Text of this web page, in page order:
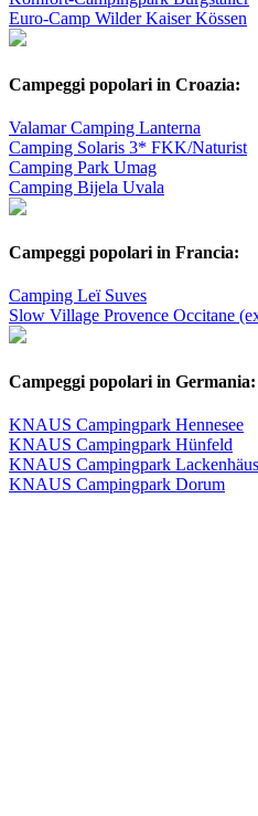
Euro-Camp Wilder Kaiser Kössen
Campeggi popolari in Croazia:
Valamar Camping Lanterna
Camping Solaris 3* FKK/Naturist
Camping Park Umag
Camping Bijela Uvala
Campeggi popolari in Francia:
Camping Leï Suves
Slow Village Provence Occitane
Campeggi popolari in Germania:
KNAUS Campingpark Hennesee
KNAUS Campingpark Hünfeld
KNAUS Campingpark
KNAUS Campingpark Dorum